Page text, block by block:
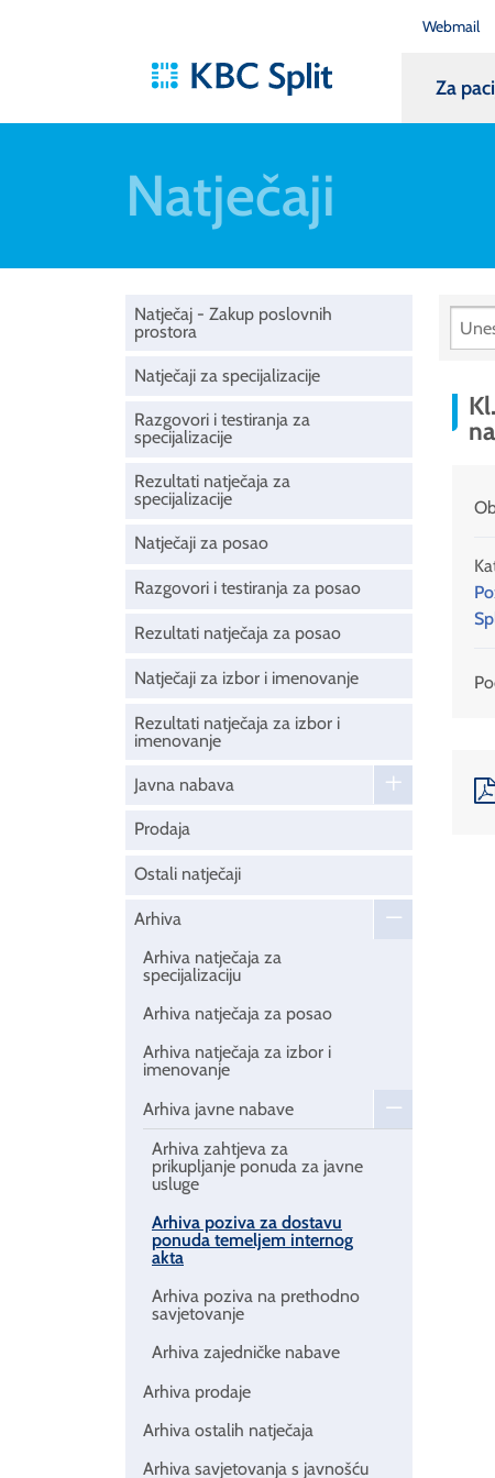
Webmail
Za
Natječaji
Natječaj - Zakup poslovnih
prostora
Natječaji za specijalizacije
Razgovori i testiranja za
specijalizacije
Rezultati natječaja za
specijalizacije
Natječaji za posao
Razgovori i testiranja za posao
Rezultati natječaja za posao
Natječaji za izbor i imenovanje
Rezultati natječaja za izbor i
imenovanje
Javna nabava
Prodaja
Ostali natječaji
Arhiva
Arhiva natječaja za
specijalizaciju
Arhiva natječaja za posao
Arhiva natječaja za izbor i
imenovanje
Arhiva javne nabave
Arhiva zahtjeva za
prikupljanje ponuda za javne
usluge
Arhiva poziva za dostavu
ponuda temeljem internog
akta
Arhiva poziva na prethodno
savjetovanje
Arhiva zajedničke nabave
Arhiva prodaje
Arhiva ostalih natječaja
Arhiva savjetovanja s javnošću